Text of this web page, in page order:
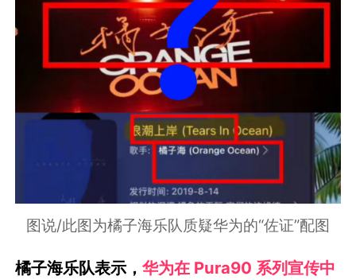
图说/此图为橘子海乐队质疑华为的“佐证”配图
橘子海乐队表示，华为在 Pura90 系列宣传中